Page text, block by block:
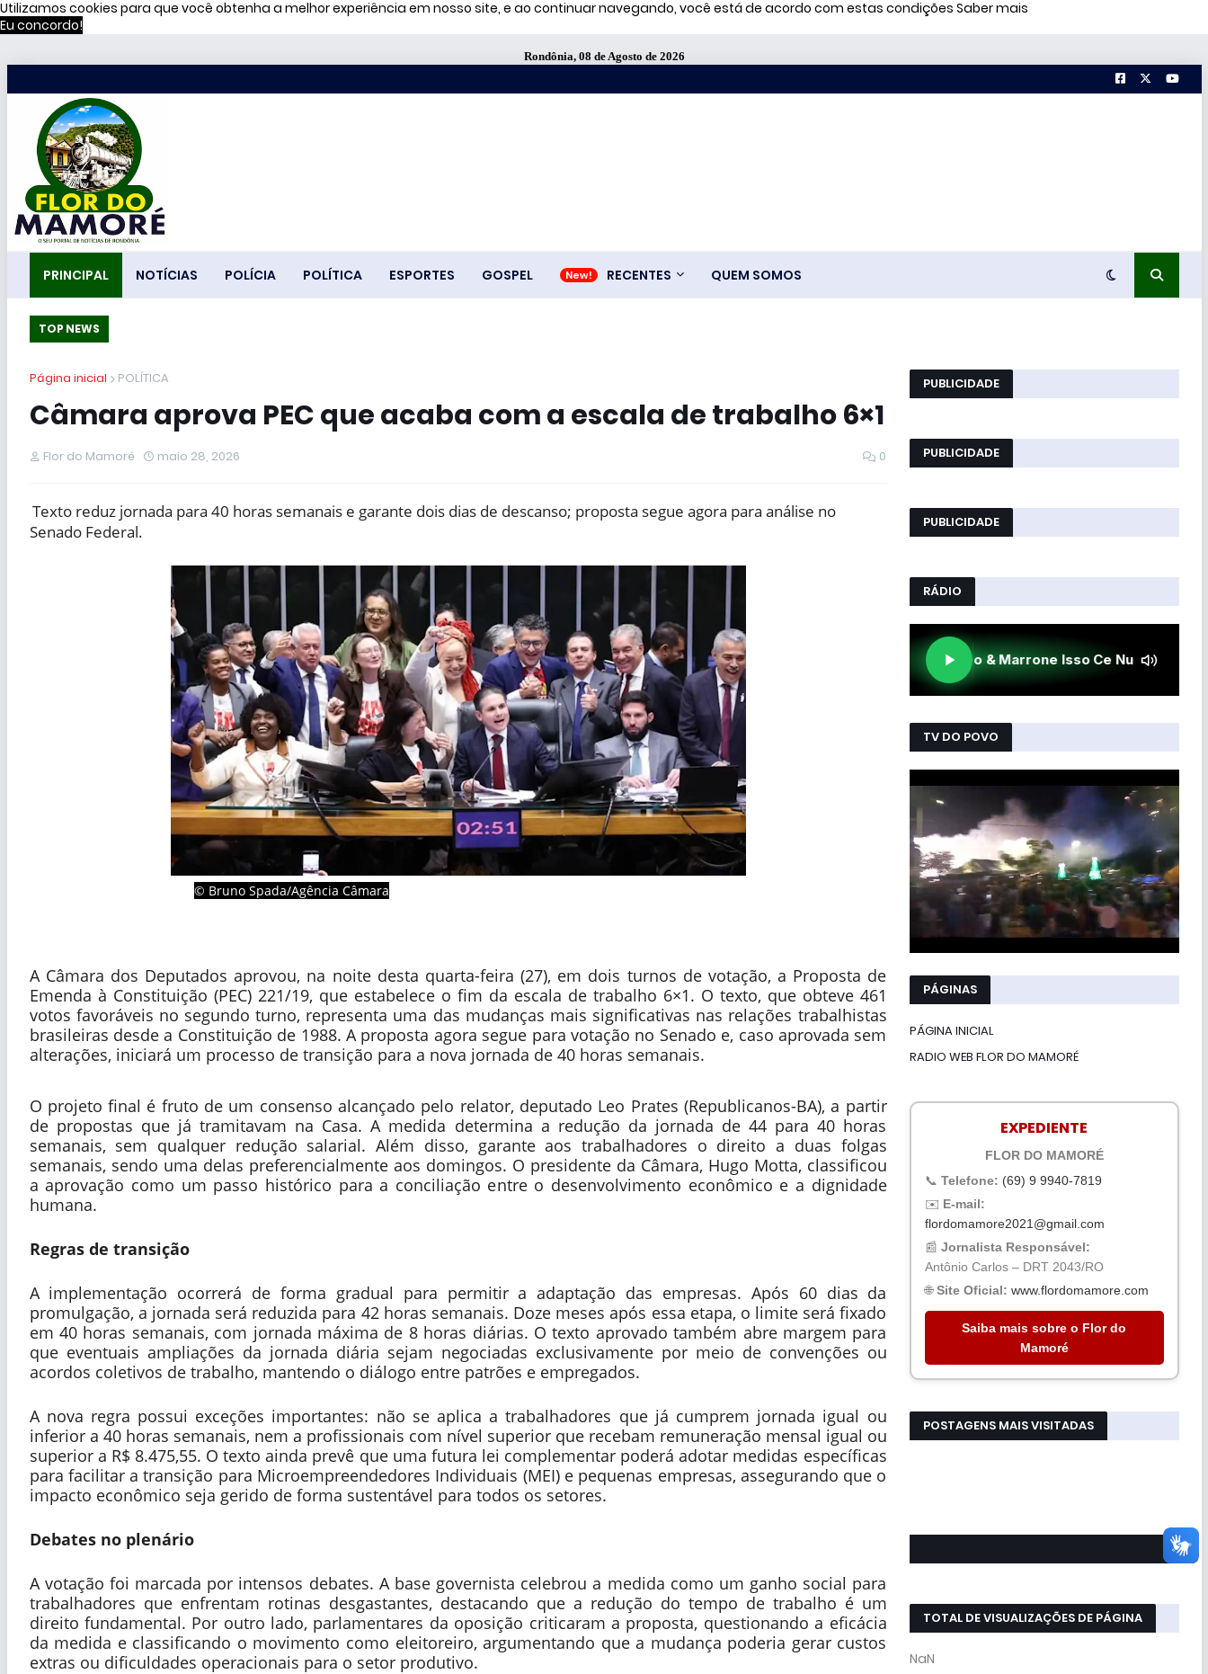
Utilizamos cookies para que você obtenha a melhor experiência em nosso site, e ao continuar navegando, você está de acordo com estas condições Saber mais
Eu concordo!
Rondônia, 08 de Agosto de 2026
PRINCIPAL NOTÍCIAS POLÍCIA POLÍTICA ESPORTES GOSPEL RECENTES QUEM SOMOS
TOP NEWS
Página inicial POLÍTICA
Câmara aprova PEC que acaba com a escala de trabalho 6×1
Flor do Mamoré maio 28, 2026 0
Texto reduz jornada para 40 horas semanais e garante dois dias de descanso; proposta segue agora para análise no
Senado Federal.
© Bruno Spada/Agência Câmara
A Câmara dos Deputados aprovou, na noite desta quarta-feira (27), em dois turnos de votação, a Proposta de
Emenda à Constituição (PEC) 221/19, que estabelece o fim da escala de trabalho 6×1. O texto, que obteve 461
votos favoráveis no segundo turno, representa uma das mudanças mais significativas nas relações trabalhistas
brasileiras desde a Constituição de 1988. A proposta agora segue para votação no Senado e, caso aprovada sem
alterações, iniciará um processo de transição para a nova jornada de 40 horas semanais.
O projeto final é fruto de um consenso alcançado pelo relator, deputado Leo Prates (Republicanos-BA), a partir
de propostas que já tramitavam na Casa. A medida determina a redução da jornada de 44 para 40 horas
semanais, sem qualquer redução salarial. Além disso, garante aos trabalhadores o direito a duas folgas
semanais, sendo uma delas preferencialmente aos domingos. O presidente da Câmara, Hugo Motta, classificou
a aprovação como um passo histórico para a conciliação entre o desenvolvimento econômico e a dignidade
humana.
Regras de transição
A implementação ocorrerá de forma gradual para permitir a adaptação das empresas. Após 60 dias da
promulgação, a jornada será reduzida para 42 horas semanais. Doze meses após essa etapa, o limite será fixado
em 40 horas semanais, com jornada máxima de 8 horas diárias. O texto aprovado também abre margem para
que eventuais ampliações da jornada diária sejam negociadas exclusivamente por meio de convenções ou
acordos coletivos de trabalho, mantendo o diálogo entre patrões e empregados.
A nova regra possui exceções importantes: não se aplica a trabalhadores que já cumprem jornada igual ou
inferior a 40 horas semanais, nem a profissionais com nível superior que recebam remuneração mensal igual ou
superior a R$ 8.475,55. O texto ainda prevê que uma futura lei complementar poderá adotar medidas específicas
para facilitar a transição para Microempreendedores Individuais (MEI) e pequenas empresas, assegurando que o
impacto econômico seja gerido de forma sustentável para todos os setores.
Debates no plenário
A votação foi marcada por intensos debates. A base governista celebrou a medida como um ganho social para
trabalhadores que enfrentam rotinas desgastantes, destacando que a redução do tempo de trabalho é um
direito fundamental. Por outro lado, parlamentares da oposição criticaram a proposta, questionando a eficácia
da medida e classificando o movimento como eleitoreiro, argumentando que a mudança poderia gerar custos
extras ou dificuldades operacionais para o setor produtivo.
PUBLICIDADE
PUBLICIDADE
PUBLICIDADE
RÁDIO
TV DO POVO
PÁGINAS
PÁGINA INICIAL
RADIO WEB FLOR DO MAMORÉ
EXPEDIENTE
FLOR DO MAMORÉ
📞 Telefone: (69) 9 9940-7819
✉️ E-mail:
flordomamore2021@gmail.com
📰 Jornalista Responsável:
Antônio Carlos – DRT 2043/RO
🌐Site Oficial: www.flordomamore.com
Saiba mais sobre o Flor do
Mamoré
POSTAGENS MAIS VISITADAS
TOTAL DE VISUALIZAÇÕES DE PÁGINA
NaN